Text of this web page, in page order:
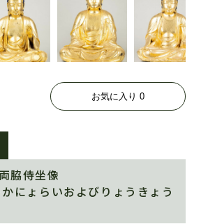
脇侍坐像
かにょらいおよびりょうきょう
お気に入り 0